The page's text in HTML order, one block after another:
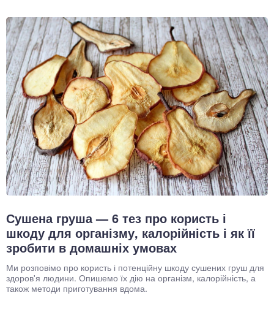
Сушена груша — 6 тез про користь і
шкоду для організму, калорійність і як її
зробити в домашніх умовах
Ми розповімо про користь і потенційну шкоду сушених груш для
здоров'я людини. Опишемо їх дію на організм, калорійність, а
також методи приготування вдома.